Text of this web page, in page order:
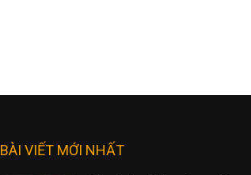
BÀI VIẾT MỚI NHẤT